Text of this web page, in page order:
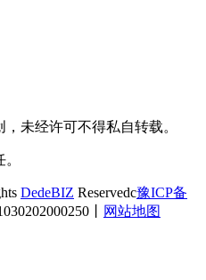
未经许可不得私自转载。
DedeBIZ Reservedc豫ICP备
网站地图